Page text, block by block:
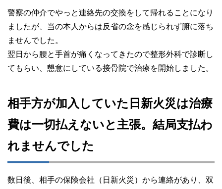
警察の仲介でやっと連絡先の交換をして帰れることになり
ましたが、当の本人からは反省の念を感じられず腑に落ち
ませんでした。
翌日から腰と手首が痛くなってきたので整形外科で診断し
てもらい、懇意にしている接骨院で治療を開始しました。
相手方が加入していた日新火災は治療
費は一切払えないと主張。結局支払わ
れませんでした
数日後、相手の保険会社（日新火災）から連絡があり、双